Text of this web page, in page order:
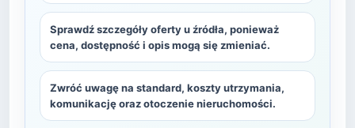
Sprawdź szczegóły oferty u źródła, ponieważ
cena, dostępność i opis mogą się zmieniać.
Zwróć uwagę na standard, koszty utrzymania,
komunikację oraz otoczenie nieruchomości.